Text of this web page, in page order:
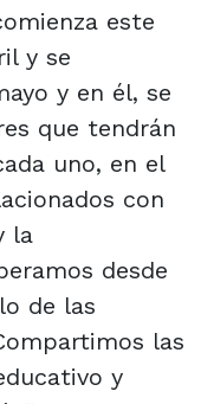
este
y se
y en él, se
que tendrán
uno, en el
con
la
desde
de las
las
y